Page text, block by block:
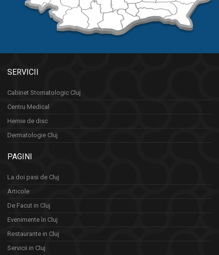
SERVICII
Cabinet Stomatologic Cluj
Centru Medical
Hernie de disc
Dermatologie Cluj
PAGINI
La doi pasi de Cluj
Articole
De Facut in Cluj
Evenimente în Cluj
Restaurante in Cluj
Servicii in Cluj